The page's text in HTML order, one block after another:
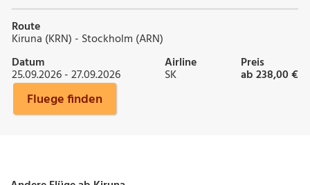
Route
Kiruna (KRN) - Stockholm (ARN)
Datum
25.09.2026 - 27.09.2026
Airline
SK
Preis
ab 238,00 €
Fluege finden